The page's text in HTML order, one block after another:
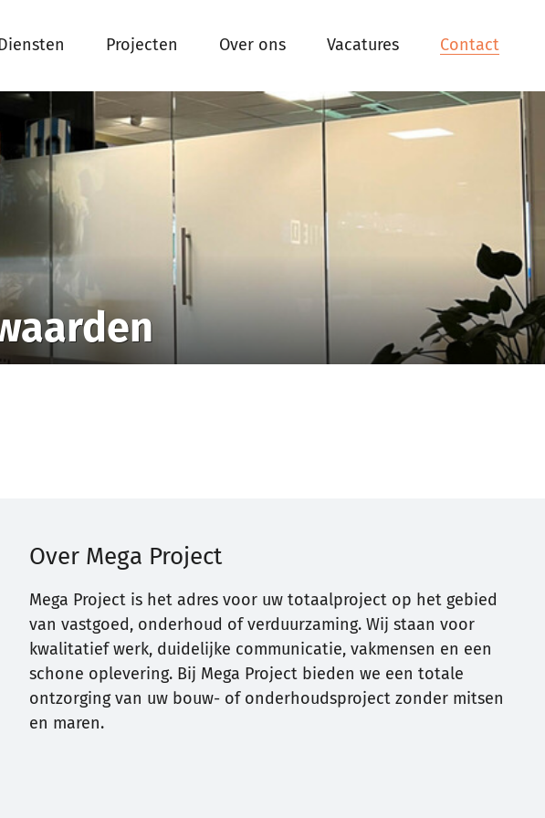
Diensten Projecten Over ons Vacatures Contact
Over Mega Project
Mega Project is het adres voor uw totaalproject op het gebied
van vastgoed, onderhoud of verduurzaming. Wij staan voor
kwalitatief werk, duidelijke communicatie, vakmensen en een
schone oplevering. Bij Mega Project bieden we een totale
ontzorging van uw bouw- of onderhoudsproject zonder mitsen
en maren.